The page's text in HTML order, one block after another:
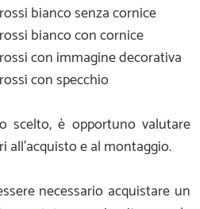
bianco senza cornice
bianco con cornice
con immagine decorativa
con specchio
scelto, è opportuno valutare
all'acquisto e al montaggio.
necessario acquistare un